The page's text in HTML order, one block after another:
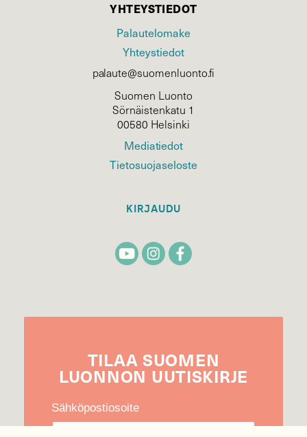
YHTEYSTIEDOT
Palautelomake
Yhteystiedot
palaute@suomenluonto.fi
Suomen Luonto
Sörnäistenkatu 1
00580 Helsinki
Mediatiedot
Tietosuojaseloste
KIRJAUDU
TILAA SUOMEN
LUONNON UUTIS­KIRJE
Sähköpostiosoite